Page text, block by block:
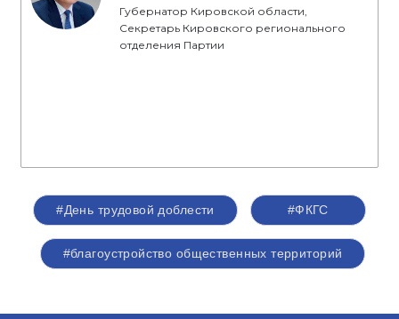
Губернатор Кировской области,
Секретарь Кировского регионального
отделения Партии
#День трудовой доблести #ФКГС
#благоустройство общественных территорий